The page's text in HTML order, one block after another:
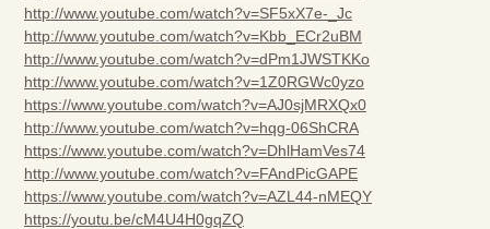
http://www.youtube.com/watch?v=SF5xX7e-_Jc
http://www.youtube.com/watch?v=Kbb_ECr2uBM
http://www.youtube.com/watch?v=dPm1JWSTKKo
http://www.youtube.com/watch?v=1Z0RGWc0yzo
https://www.youtube.com/watch?v=AJ0sjMRXQx0
http://www.youtube.com/watch?v=hqg-06ShCRA
https://www.youtube.com/watch?v=DhlHamVes74
http://www.youtube.com/watch?v=FAndPicGAPE
https://www.youtube.com/watch?v=AZL44-nMEQY
https://youtu.be/cM4U4H0gqZQ